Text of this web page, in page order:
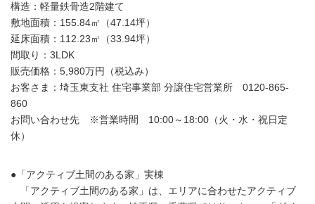
構造：軽量鉄骨造2階建て
敷地面積：155.84㎡（47.14坪）
延床面積：112.23㎡（33.94坪）
間取り：3LDK
販売価格：5,980万円（税込み）
お客さま：埼玉東支社 住宅事業部 分譲住宅営業所 0120-865-
860
お問い合わせ先 ※営業時間 10:00～18:00（火・水・祝日定
休）
●「アクティブ土間のある家」実棟
「アクティブ土間のある家」は、エリアに合わせたアクティブ